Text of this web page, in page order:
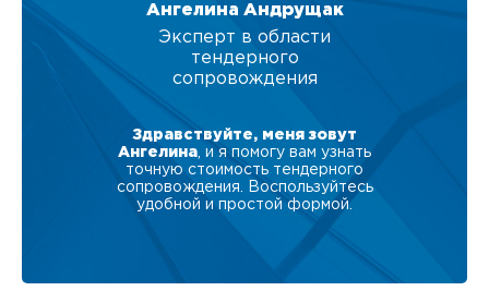
Ангелина Андрущак
Эксперт в области
тендерного
сопровождения
Здравствуйте, меня зовут
Ангелина , и я помогу вам узнать
точную стоимость тендерного
сопровождения. Воспользуйтесь
удобной и простой формой.